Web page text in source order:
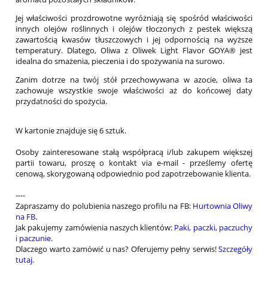
Jej właściwości prozdrowotne wyróżniają się spośród właściwości
innych olejów roślinnych i olejów tłoczonych z pestek większą
zawartością kwasów tłuszczowych i jej odpornością na wyższe
temperatury. Dlatego, Oliwa z Oliwek Light Flavor GOYA® jest
idealna do smażenia, pieczenia i do spożywania na surowo.
Zanim dotrze na twój stół przechowywana w azocie, oliwa ta
zachowuje wszystkie swoje właściwości aż do końcowej daty
przydatności do spożycia.
W kartonie znajduje się 6 sztuk.
Osoby zainteresowane stałą współpracą i/lub zakupem większej
partii towaru, proszę o kontakt via e-mail - prześlemy ofertę
cenową, skorygowaną odpowiednio pod zapotrzebowanie klienta.
----
Zapraszamy do polubienia naszego profilu na FB: Hurtownia Oliwy
na FB.
Jak pakujemy zamówienia naszych klientów: Paki, paczki, paczuchy
i paczunie.
Dlaczego warto zamówić u nas? Oferujemy pełny serwis!Szczegóły
tutaj.